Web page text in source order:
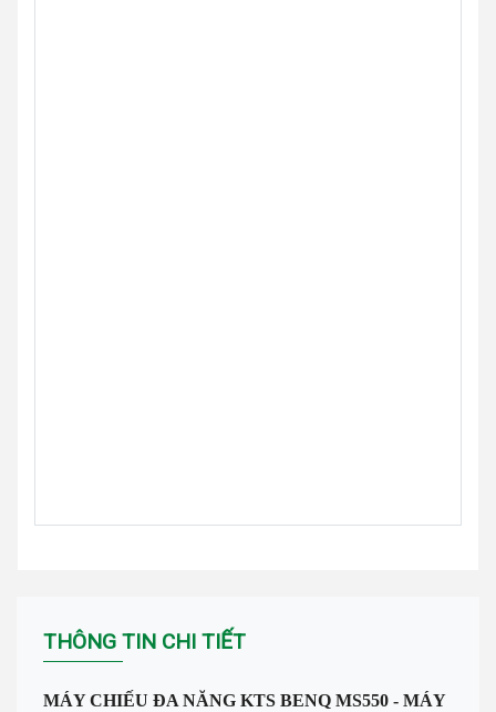
THÔNG TIN CHI TIẾT
MÁY CHIẾU ĐA NĂNG KTS BENQ MS550 - MÁY